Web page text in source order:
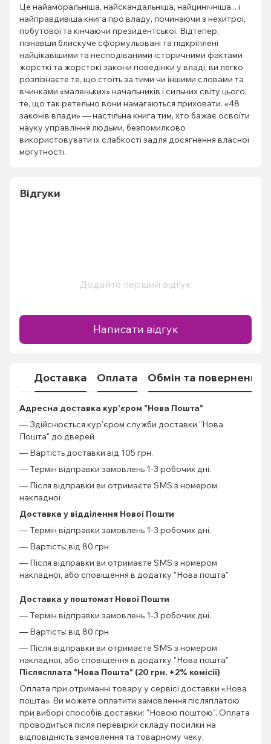
Це найаморальніша, найскандальніша, найцинічніша... і
найправдивіша книга про владу, починаючи з нехитрої,
побутової та кінчаючи президентської. Відтепер,
пізнавши блискуче сформульовані та підкріплені
найцікавішими та несподіваними історичними фактами
жорсткі та жорстокі закони поведінки у владі, ви легко
розпізнаєте те, що стоїть за тими чи іншими словами та
вчинками «маленьких» начальників і сильних світу цього,
те, що так ретельно вони намагаються приховати. «48
законів влади» — настільна книга тим, хто бажає освоїти
науку управління людьми, безпомилково
використовувати їх слабкості задля досягнення власної
могутності.
Відгуки
Додайте перший відгук
Написати відгук
Доставка Оплата Обмін та повернення
Адресна доставка кур'єром "Нова Пошта"
— Здійснюється кур'єром служби доставки "Нова
Пошта" до дверей
— Вартість доставки від 105 грн.
— Термін відправки замовлень 1-3 робочих дні.
— Після відправки ви отримаєте SMS з номером
накладної
Доставка у відділення Нової Пошти
— Термін відправки замовлень 1-3 робочих дні.
— Вартість: від 80 грн
— Після відправки ви отримаєте SMS з номером
накладної, або сповіщення в додатку "Нова пошта"
Доставка у поштомат Нової Пошти
— Термін відправки замовлень 1-3 робочих дні.
— Вартість: від 80 грн
— Після відправки ви отримаєте SMS з номером
накладної, або сповіщення в додатку "Нова пошта"
Післясплата "Нова Пошта" (20 грн. +2% комісії)
Оплата при отриманні товару у сервісі доставки «Нова
пошта». Ви можете оплатити замовлення післяплатою
при виборі способів доставки: "Новою поштою". Оплата
проводиться після перевірки складу посилки на
відповідність замовлення та товарному чеку.